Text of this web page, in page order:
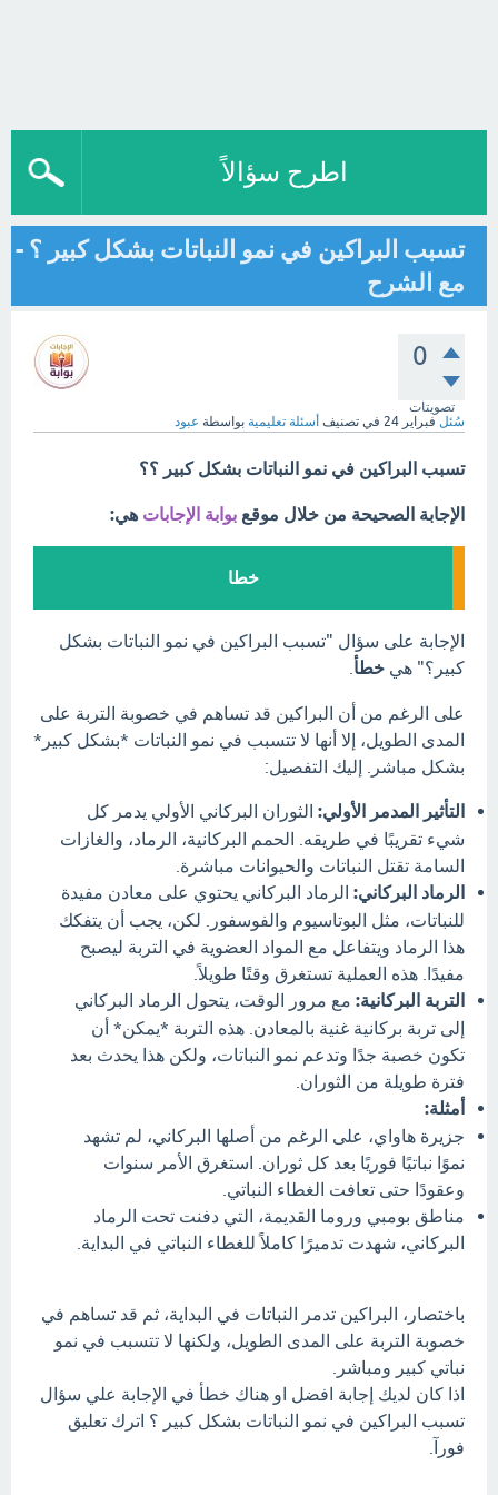
اطرح سؤالاً
تسبب البراكين في نمو النباتات بشكل كبير ؟ -
مع الشرح
0
تصويتات
سُئل فبراير 24 في تصنيف أسئلة تعليمية بواسطة عبود
تسبب البراكين في نمو النباتات بشكل كبير ؟؟
الإجابة الصحيحة من خلال موقع بوابة الإجابات هي:
خطا
الإجابة على سؤال "تسبب البراكين في نمو النباتات بشكل
كبير؟" هي خطأ
على الرغم من أن البراكين قد تساهم في خصوبة التربة على
المدى الطويل، إلا أنها لا تتسبب في نمو النباتات *بشكل كبير*
بشكل مباشر. إليك التفصيل:
التأثير المدمر الأولي: الثوران البركاني الأولي يدمر كل
شيء تقريبًا في طريقه. الحمم البركانية، الرماد، والغازات
السامة تقتل النباتات والحيوانات مباشرة.
الرماد البركاني: الرماد البركاني يحتوي على معادن مفيدة
للنباتات، مثل البوتاسيوم والفوسفور. لكن، يجب أن يتفكك
هذا الرماد ويتفاعل مع المواد العضوية في التربة ليصبح
مفيدًا. هذه العملية تستغرق وقتًا طويلاً.
التربة البركانية: مع مرور الوقت، يتحول الرماد البركاني
إلى تربة بركانية غنية بالمعادن. هذه التربة *يمكن* أن
تكون خصبة جدًا وتدعم نمو النباتات، ولكن هذا يحدث بعد
فترة طويلة من الثوران.
أمثلة:
جزيرة هاواي، على الرغم من أصلها البركاني، لم تشهد
نموًا نباتيًا فوريًا بعد كل ثوران. استغرق الأمر سنوات
وعقودًا حتى تعافت الغطاء النباتي.
مناطق بومبي وروما القديمة، التي دفنت تحت الرماد
البركاني، شهدت تدميرًا كاملاً للغطاء النباتي في البداية.
باختصار، البراكين تدمر النباتات في البداية، ثم قد تساهم في
خصوبة التربة على المدى الطويل، ولكنها لا تتسبب في نمو
نباتي كبير ومباشر.
اذا كان لديك إجابة افضل او هناك خطأ في الإجابة علي سؤال
تسبب البراكين في نمو النباتات بشكل كبير ؟ اترك تعليق
فورآ.